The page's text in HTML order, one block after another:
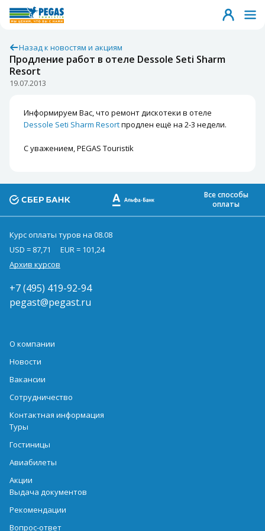
Назад к новостям и акциям
Продление работ в отеле Dessole Seti Sharm
Resort
19.07.2013
Информируем Вас, что ремонт дискотеки в отеле
Dessole Seti Sharm Resortпродлен ещё на 2-3 недели.
С уважением, PEGAS Touristik
Все способы
оплаты
Курс оплаты туров на 08.08
USD = 87,71
EUR = 101,24
Архив курсов
+7 (495) 419-92-94
pegast@pegast.ru
О компании
Новости
Вакансии
Сотрудничество
Контактная информация
Туры
Гостиницы
Авиабилеты
Акции
Выдача документов
Рекомендации
Вопрос-ответ